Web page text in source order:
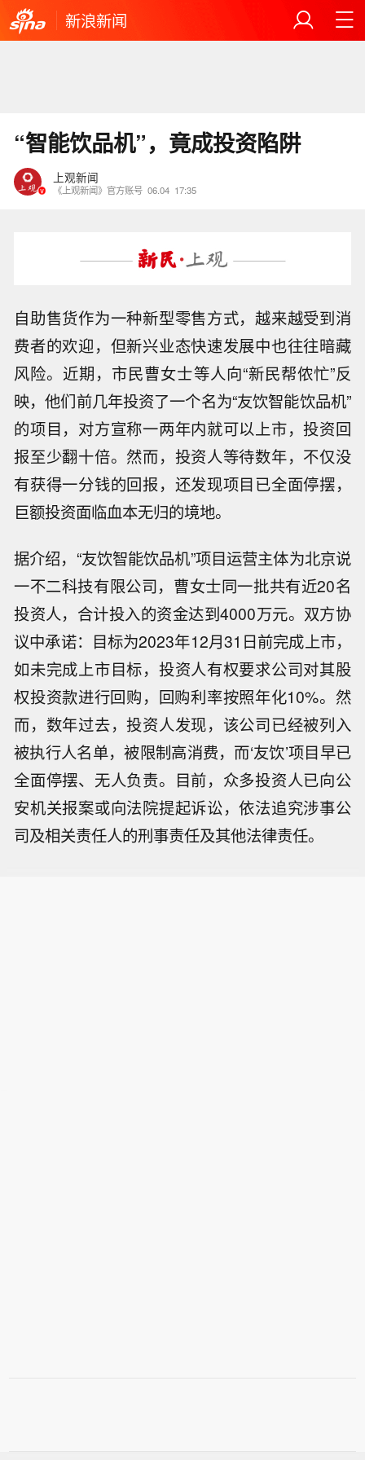
新浪新闻
“智能饮品机”，竟成投资陷阱
上观新闻
《上观新闻》官方账号 06.04 17:35
自助售货作为一种新型零售方式，越来越受到消
费者的欢迎，但新兴业态快速发展中也往往暗藏
风险。近期，市民曹女士等人向“新民帮侬忙”反
映，他们前几年投资了一个名为“友饮智能饮品机”
的项目，对方宣称一两年内就可以上市，投资回
报至少翻十倍。然而，投资人等待数年，不仅没
有获得一分钱的回报，还发现项目已全面停摆，
巨额投资面临血本无归的境地。
据介绍，“友饮智能饮品机”项目运营主体为北京说
一不二科技有限公司，曹女士同一批共有近20名
投资人，合计投入的资金达到4000万元。双方协
议中承诺：目标为2023年12月31日前完成上市，
如未完成上市目标，投资人有权要求公司对其股
权投资款进行回购，回购利率按照年化10%。然
而，数年过去，投资人发现，该公司已经被列入
被执行人名单，被限制高消费，而‘友饮’项目早已
全面停摆、无人负责。目前，众多投资人已向公
安机关报案或向法院提起诉讼，依法追究涉事公
司及相关责任人的刑事责任及其他法律责任。